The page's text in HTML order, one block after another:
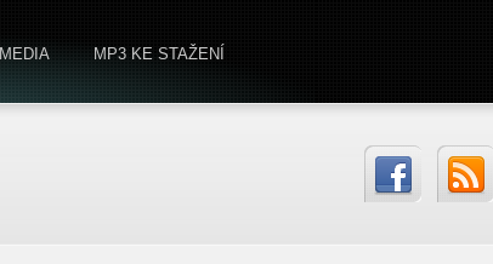
MEDIA MP3 KE STAŽENÍ